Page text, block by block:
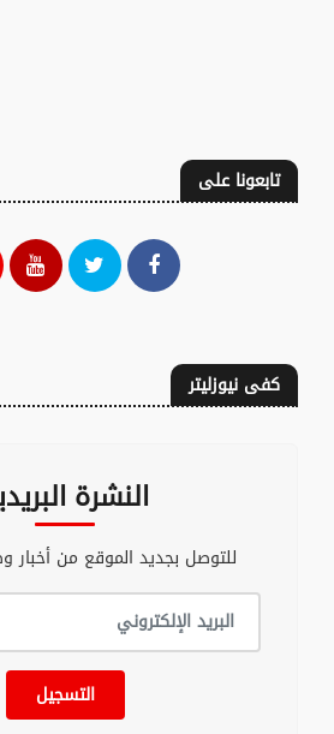
تابعونا على
كفى نيوزليتر
النشرة
للتوصل بجديد الموقع من أخبار
التسجيل